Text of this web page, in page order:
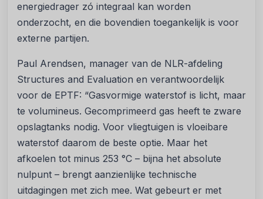
energiedrager zó integraal kan worden
onderzocht, en die bovendien toegankelijk is voor
externe partijen.
Paul Arendsen, manager van de NLR-afdeling
Structures and Evaluation en verantwoordelijk
voor de EPTF: “Gasvormige waterstof is licht, maar
te volumineus. Gecomprimeerd gas heeft te zware
opslagtanks nodig. Voor vliegtuigen is vloeibare
waterstof daarom de beste optie. Maar het
afkoelen tot minus 253 °C – bijna het absolute
nulpunt – brengt aanzienlijke technische
uitdagingen met zich mee. Wat gebeurt er met